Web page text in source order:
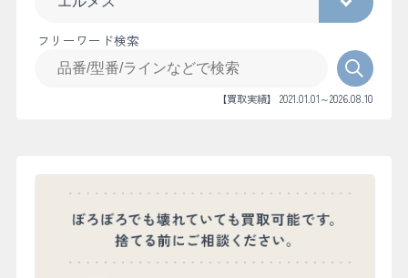
フリーワード検索
【買取実績】 2021.01.01～2026.08.10